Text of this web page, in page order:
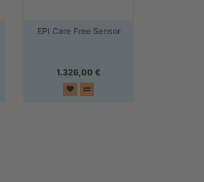
EPI Care Free Sensor
1.326,00 €